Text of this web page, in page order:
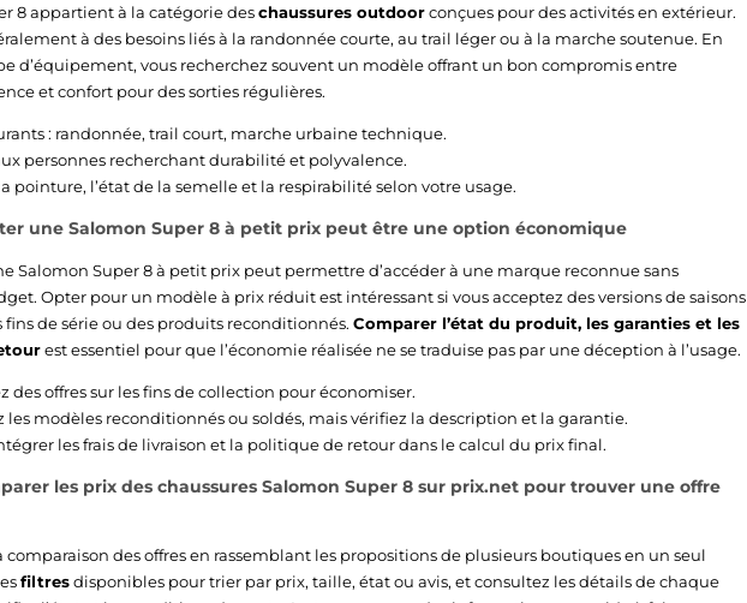
8 appartient à la catégorie deschaussures outdoorconçues pour des activités en extérieur.
à des besoins liés à la randonnée courte, au trail léger ou à la marche soutenue. En
d’équipement, vous recherchez souvent un modèle offrant un bon compromis entre
et confort pour des sorties régulières.
: randonnée, trail court, marche urbaine technique.
personnes recherchant durabilité et polyvalence.
pointure, l’état de la semelle et la respirabilité selon votre usage.
une Salomon Super 8 à petit prix peut être une option économique
Salomon Super 8 à petit prix peut permettre d’accéder à une marque reconnue sans
Opter pour un modèle à prix réduit est intéressant si vous acceptez des versions de saisons
fins de série ou des produits reconditionnés. Comparer l’état du produit, les garanties et les
est essentiel pour que l’économie réalisée ne se traduise pas par une déception à l’usage.
des offres sur les fins de collection pour économiser.
les modèles reconditionnés ou soldés, mais vérifiez la description et la garantie.
les frais de livraison et la politique de retour dans le calcul du prix final.
les prix des chaussures Salomon Super 8 sur prix.net pour trouver une offre
des offres en rassemblant les propositions de plusieurs boutiques en un seul
filtresdisponibles pour trier par prix, taille, état ou avis, et consultez les détails de chaque